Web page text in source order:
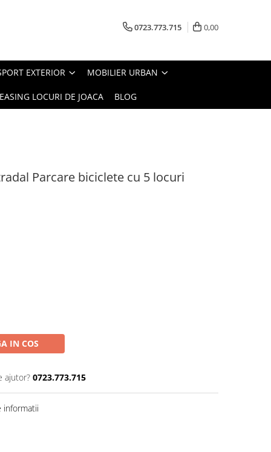
0723.773.715 0,00
EXTERIOR MOBILIER URBAN
LOCURI DE JOACA BLOG
Parcare biciclete cu 5 locuri
IN COS
ajutor? 0723.773.715
informatii